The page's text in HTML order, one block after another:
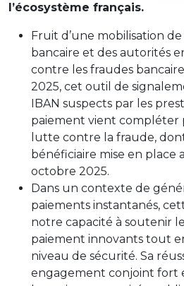
l’écosystème français.
Fruit d’une mobilisation
bancaire et des autorités
contre les fraudes
2025, cet outil de
IBAN suspects par les
paiement vient compléter
lutte contre la fraude,
bénéficiaire mise en place
octobre 2025.
Dans un contexte de
paiements instantanés,
notre capacité à soutenir
paiement innovants tout
niveau de sécurité. Sa
engagement conjoint fort